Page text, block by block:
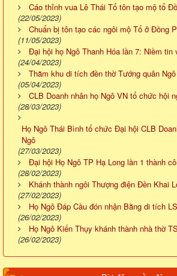
Cáo thỉnh vua Lê Thái Tổ tôn tạo mộ tổ
(22/05/2023)
Chuẩn bị tôn tạo các ngôi mộ Tổ ở Đồng
(11/05/2023)
Đại hội họ Ngô Thanh Hóa lần 7: Niềm tin
(24/04/2023)
Thăm khu di tích đền thờ Tướng quân
(05/04/2023)
CLB Doanh nhân họ Ngô VN tổ chức hội
(28/03/2023)
Họ Ngô Thái Bình tổ chức Đại hội CLB
Ngô
(27/03/2023)
Đại hội Họ Ngô TP Hạ Long lần 1 thành
(28/02/2023)
Khánh thành ngôi Thượng điện Đền Khai
(27/02/2023)
Họ Ngô Đáp Cầu đón nhận Bằng di tích
(26/02/2023)
Họ Ngô Kiến Thụy khánh thành nhà thờ
(26/02/2023)